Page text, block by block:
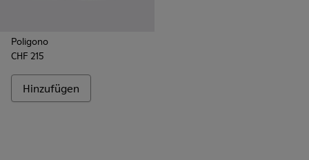
Poligono
CHF 215
Hinzufügen